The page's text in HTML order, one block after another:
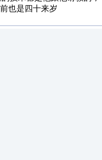
也是四十来岁